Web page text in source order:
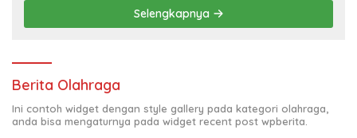
Selengkapnya
Berita Olahraga
Ini contoh widget dengan style gallery pada kategori olahraga,
anda bisa mengaturnya pada widget recent post wpberita.